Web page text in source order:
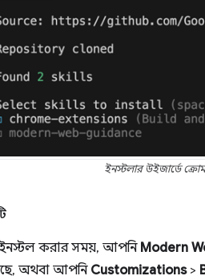
ইনস্টলার উইজার্ডে
করার সময়, আপনি Modern
অথবা আপনি Customizations>